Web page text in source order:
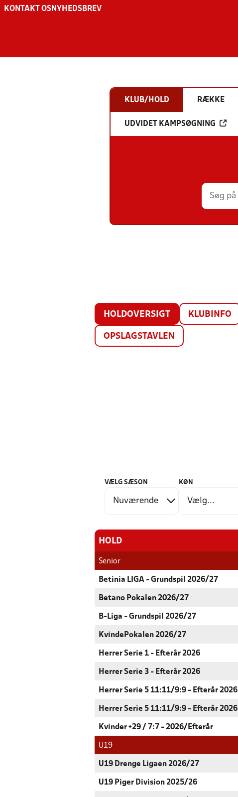
KONTAKT OS NYHEDSBREV
KLUB/HOLD RÆKKE
UDVIDET KAMPSØGNING
HOLDOVERSIGT KLUBINFO
OPSLAGSTAVLEN
VÆLG SÆSON KØN
HOLD
Senior
Betinia LIGA - Grundspil 2026/27
Betano Pokalen 2026/27
B-Liga - Grundspil 2026/27
KvindePokalen 2026/27
Herrer Serie 1 - Efterår 2026
Herrer Serie 3 - Efterår 2026
Herrer Serie 5 11:11/9:9 - Efterår 2026
Herrer Serie 5 11:11/9:9 - Efterår 2026
Kvinder +29 / 7:7 - 2026/Efterår
U19
U19 Drenge Ligaen 2026/27
U19 Piger Division 2025/26